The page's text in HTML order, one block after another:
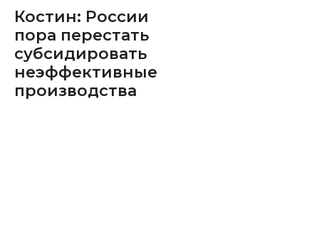
Костин: России
пора перестать
субсидировать
неэффективные
производства